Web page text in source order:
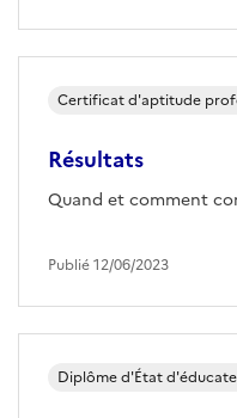
Résultats
Quand et comment
Certificat d'aptitude
Publié 12/06/2023
Diplôme d'État